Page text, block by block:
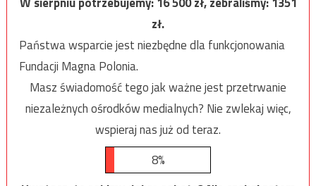
zł.
Państwa wsparcie jest niezbędne dla funkcjonowania
Fundacji Magna Polonia.
Masz świadomość tego jak ważne jest przetrwanie
niezależnych ośrodków medialnych? Nie zwlekaj więc,
wspieraj nas już od teraz.
8%